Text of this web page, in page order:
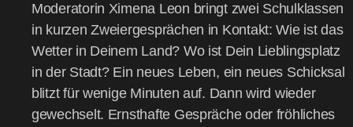
Mode­ra­to­rin Xime­na Leon bringt zwei Schul­klas­sen
in kur­zen Zwei­er­ge­sprä­chen in Kon­takt: Wie ist das
Wet­ter in Dei­nem Land? Wo ist Dein Lieb­lings­platz
in der Stadt? Ein neu­es Leben, ein neu­es Schick­sal
blitzt für weni­ge Minu­ten auf. Dann wird wie­der
gewech­selt. Ernst­haf­te Gesprä­che oder fröh­li­ches